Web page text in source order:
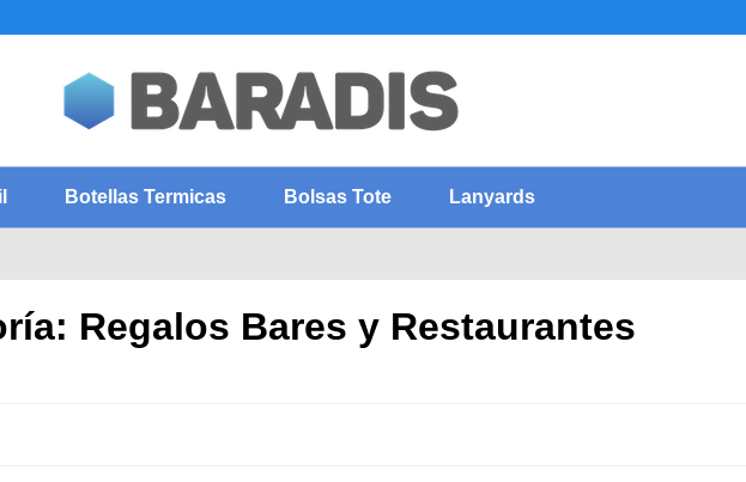
Botellas Termicas Bolsas Tote Lanyards
Regalos Bares y Restaurantes